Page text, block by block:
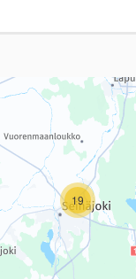
Elementtiä
19